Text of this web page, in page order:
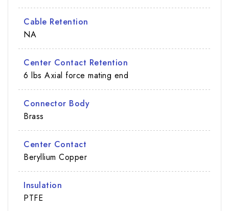
Cable Retention
NA
Center Contact Retention
6 lbs Axial force mating end
Connector Body
Brass
Center Contact
Beryllium Copper
Insulation
PTFE